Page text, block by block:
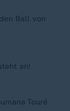
Ball von
an!
Touré